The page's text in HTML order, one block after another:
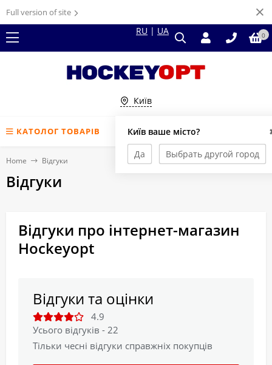
Full version of site
RU | UA 0
Київ
Київ ваше місто?
Да
Выбрать другой город
КАТОЛОГ ТОВАРІВ
Home Відгуки
Відгуки
Відгуки про інтернет-магазин
Hockeyopt
Відгуки та оцінки
4.9
Усього відгуків - 22
Тільки чесні відгуки справжніх покупців